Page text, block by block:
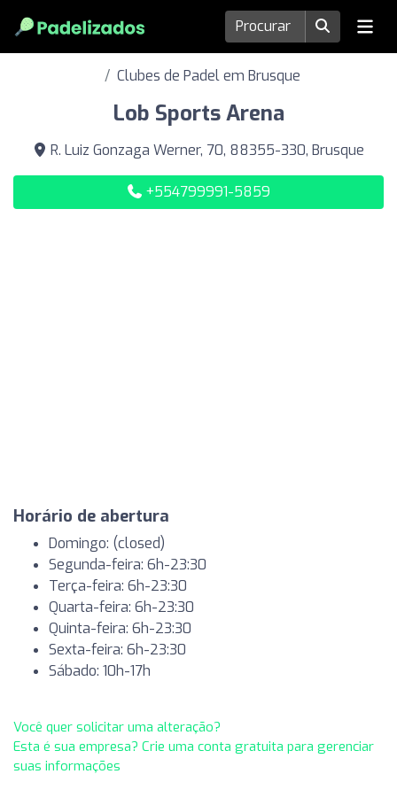
Clubes de Padel em Brusque
Lob Sports Arena
R. Luiz Gonzaga Werner, 70, 88355-330, Brusque
+554799991-5859
Horário de abertura
Domingo: (closed)
Segunda-feira: 6h-23:30
Terça-feira: 6h-23:30
Quarta-feira: 6h-23:30
Quinta-feira: 6h-23:30
Sexta-feira: 6h-23:30
Sábado: 10h-17h
Você quer solicitar uma alteração?
Esta é sua empresa? Crie uma conta gratuita para gerenciar
suas informações